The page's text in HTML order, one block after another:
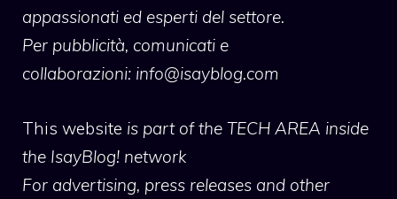
appassionati ed esperti del settore.
Per pubblicità, comunicati e
collaborazioni: info@isayblog.com
This website is part of the TECH AREA inside
the IsayBlog! network
For advertising, press releases and other